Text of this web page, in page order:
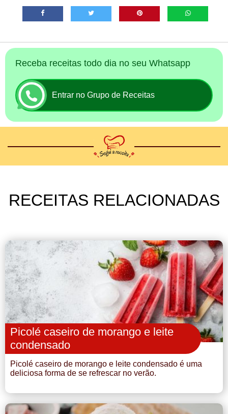
Receba receitas todo dia no seu Whatsapp
Entrar no Grupo de Receitas
RECEITAS RELACIONADAS
Picolé caseiro de morango e leite
condensado
Picolé caseiro de morango e leite condensado é uma
deliciosa forma de se refrescar no verão.